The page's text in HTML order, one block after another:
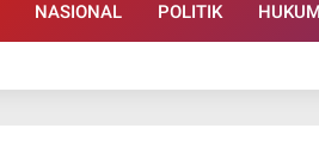
NASIONAL POLITIK